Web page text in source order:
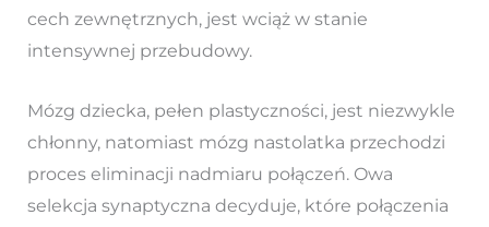
cech zewnętrznych, jest wciąż w stanie
intensywnej przebudowy.
Mózg dziecka, pełen plastyczności, jest niezwykle
chłonny, natomiast mózg nastolatka przechodzi
proces eliminacji nadmiaru połączeń. Owa
selekcja synaptyczna decyduje, które połączenia